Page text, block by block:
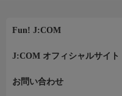
Fun! J:COM
J:COM オフィシャルサイト
お問い合わせ